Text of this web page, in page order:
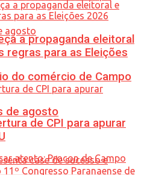
do comércio de Campo
de agosto
a propaganda eleitoral
regras para as Eleições
de CPI para apurar